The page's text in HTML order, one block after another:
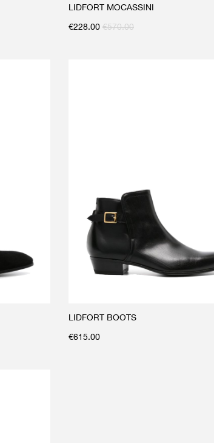
LIDFORT MOCASSINI
€228.00 €570.00
LIDFORT BOOTS
€615.00